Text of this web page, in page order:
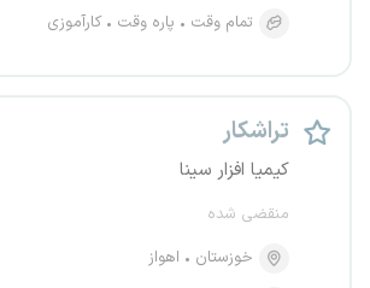
تمام وقت
پاره وقت کارآموزی
تراشکار
کیمیا افزار سینا
منقضی شده
خوزستان
اهواز